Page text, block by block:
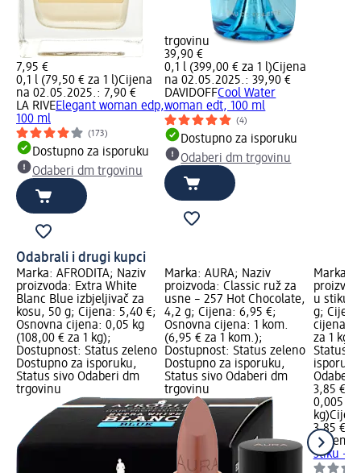
7,95 €
0,1 l (79,50 € za 1 l)Cijena
na 02.05.2025.: 7,90 €
LA RIVEElegant woman edp,
100 ml
(173)
Dostupno za isporuku
Odaberi dm trgovinu
trgovinu
39,90 €
0,1 l (399,00 € za 1 l)Cijena
na 02.05.2025.: 39,90 €
DAVIDOFFCool Water
woman edt, 100 ml
(4)
Dostupno za isporuku
Odaberi dm trgovinu
Odabrali i drugi kupci
Marka: AFRODITA; Naziv
proizvoda: Extra White
Blanc Blue izbjeljivač za
kosu, 50 g; Cijena: 5,40 €;
Osnovna cijena: 0,05 kg
(108,00 € za 1 kg);
Dostupnost: Status zeleno
Dostupno za isporuku,
Status sivo Odaberi dm
trgovinu
Marka: AURA; Naziv
proizvoda: Classic ruž za
usne – 257 Hot Chocolate,
4,2 g; Cijena: 6,95 €;
Osnovna cijena: 1 kom.
(6,95 € za 1 kom.);
Dostupnost: Status zeleno
Dostupno za isporuku,
Status sivo Odaberi dm
trgovinu
Marka:
u stiku
g;
cijena:
za 1
Status
Odaberi
3,85 €
0,005 kg
kg)
3,85 €
Melem
stiku –